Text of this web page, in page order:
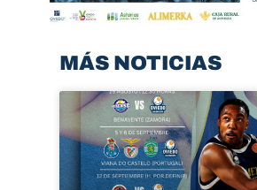
MÁS NOTICIAS